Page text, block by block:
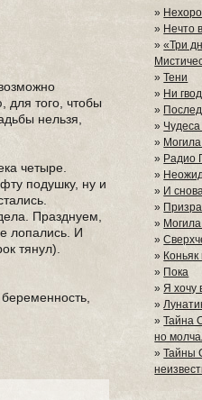
для того, чтобы
нельзя,
четыре.
подушку, ну и
Празднуем,
лопались. И
тянул).
»
» Нечто
»«Три
»Тени
» Ни
»
»
»
» Радио
»
» И
»
»
»
»
» Пока
»Я хочу
»
»Тайна
но
»Тайны